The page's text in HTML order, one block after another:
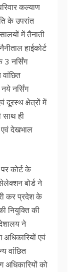
कल्याण
के उपरांत
में तैनाती
हाईकोर्ट
नर्सिंग
वांछित
नर्सिंग
दूरस्थ क्षेत्रों में
ही
एवं देखभाल
कोर्ट के
बोर्ड ने
कर प्रदेश के
नियुक्ति की
ने
एवं
वांछित
अधिकारियों को